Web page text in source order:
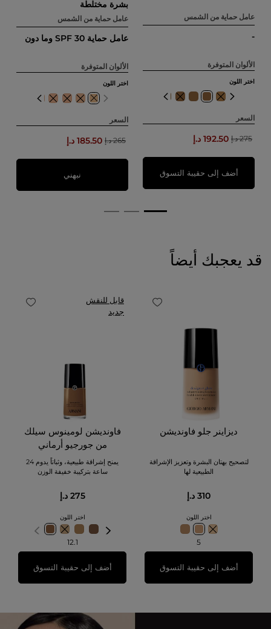
عامل حماية من الشمس
-
الألوان المتوفرة
اختر اللون
السعر
275 د.إ 192.50 د.إ
أضف إلى حقيبة التسوق
بشرة مختلطة
عامل حماية من الشمس
عامل حماية SPF 30 وما دون
الألوان المتوفرة
اختر اللون
السعر
265 د.إ 185.50 د.إ
نبهني
قد يعجبك أيضاً
ديزاينر جلو فاونديشن
لتصحيح بهتان البشرة وتعزيز الإشراقة
الطبيعية لها
310 د.إ
اختر اللون
5
أضف إلى حقيبة التسوق
قابل للنقش
جديد
فاونديشن لومينوس سيلك
من جورجيو أرماني
يمنح إشراقة طبيعية، وثباتاً يدوم 24
ساعة بتركيبة خفيفة الوزن
275 د.إ
اختر اللون
12.1
أضف إلى حقيبة التسوق